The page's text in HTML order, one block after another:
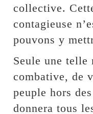
collective.
contagieuse
pouvons y
Seule une telle
combative, de
peuple hors
donnera tous